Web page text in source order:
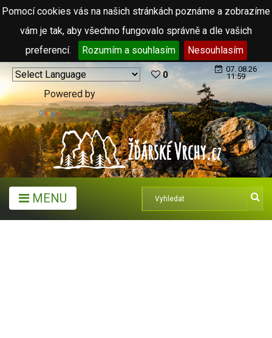
Pomocí cookies vás na našich stránkách poznáme a zobrazíme
vám je tak, aby všechno fungovalo správně a dle vašich
preferencí.
Rozumím a souhlasím Nesouhlasím
Powered by
Translate
0
07. 08.26
11:59
MENU